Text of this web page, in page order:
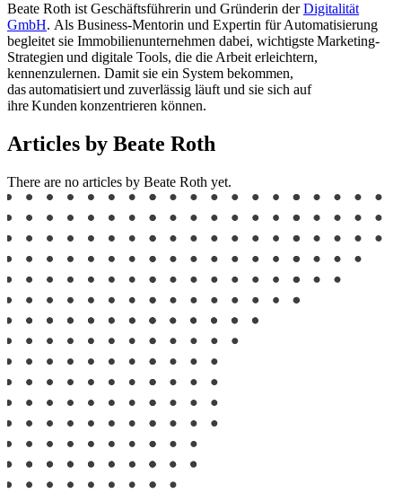
Beate Roth ist Geschäftsführerin und Gründerin derDigitalität
GmbH. Als Business-Mentorin und Expertin für Automatisierung
begleitet sie Immobilienunternehmen dabei, wichtigste Marketing-
Strategien und digitale Tools, die die Arbeit erleichtern,
kennenzulernen. Damit sie ein System bekommen,
das automatisiert und zuverlässig läuft und sie sich auf
ihre Kunden konzentrieren können.
Articles by Beate Roth
There are no articles by Beate Roth yet.